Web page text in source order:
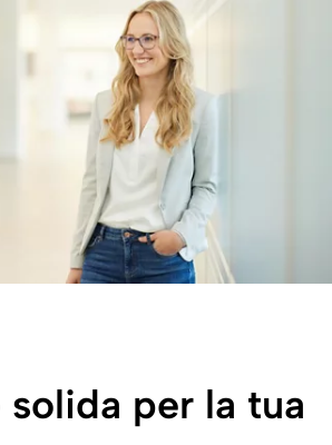
solida per la tua